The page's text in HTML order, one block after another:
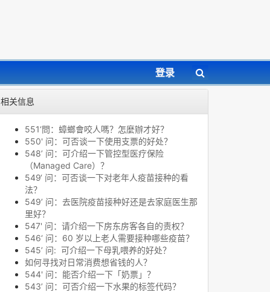
登录
相关信息
551‘問：蟑螂會咬人嗎？怎麼辦才好？
550' 问：可否谈一下使用支票的好处？
548’ 问：可介绍一下管控型医疗保险
（Managed Care）？
549‘ 问：可否谈一下对老年人疫苗接种的看
法？
549’ 问：去医院疫苗接种好还是去家庭医生那
里好？
547' 问：请介绍一下房东房客各自的责权？
546‘ 问：60 岁以上老人需要接种哪些疫苗？
545’ 问: 可介绍一下母乳喂养的好处？
如何寻找对日常消费想省钱的人？
544' 问：能否介绍一下「奶票」？
543’ 问：可否介绍一下水果的标签代码？